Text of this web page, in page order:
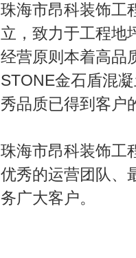
珠海市昂科装饰工
立，致力于工程地
经营原则本着高品
STONE金石盾混
秀品质已得到客户
珠海市昂科装饰工
优秀的运营团队、
务广大客户。